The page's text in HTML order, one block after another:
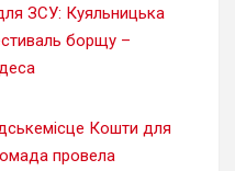
ЗСУ: Куяльницька
борщу –
Кошти для
провела